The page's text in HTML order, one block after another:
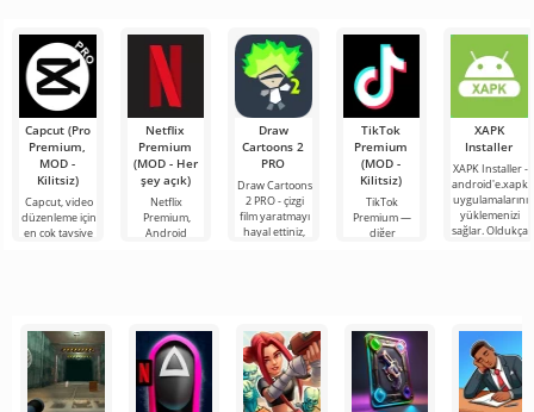
karakterleri
bloklu
bir dünyada
TV
Capcut (Pro
Premium,
MOD -
Kilitsiz)
Capcut, video
düzenleme için
en çok tavsiye
Netflix
Premium
(MOD - Her
şey açık)
Netflix
Premium,
Android
Draw
Cartoons 2
PRO
Draw Cartoons
2 PRO - çizgi
film yaratmayı
hayal ettiniz,
TikTok
Premium
(MOD -
Kilitsiz)
TikTok
Premium —
diğer
sağlayan
XAPK
Installer
XAPK Installer -
android'e.xapk
uygulamalarını
yüklemenizi
sağlar. Oldukça